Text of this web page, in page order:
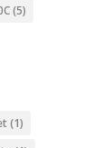
(5)
(1)